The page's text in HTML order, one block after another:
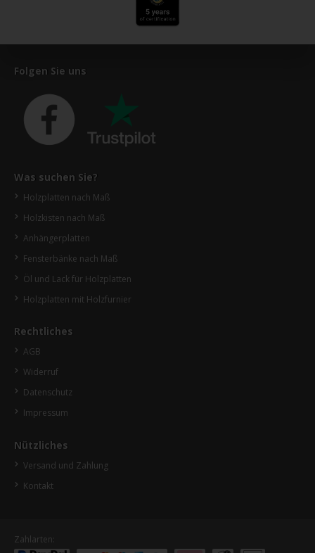
Folgen Sie uns
Was suchen Sie?
Holzplatten nach Maß
Holzkisten nach Maß
Anhängerplatten
Fensterbänke nach Maß
Öl und Lack für Holzplatten
Holzplatten mit Holzfurnier
Rechtliches
AGB
Widerruf
Datenschutz
Impressum
Nützliches
Versand und Zahlung
Kontakt
Zahlarten: